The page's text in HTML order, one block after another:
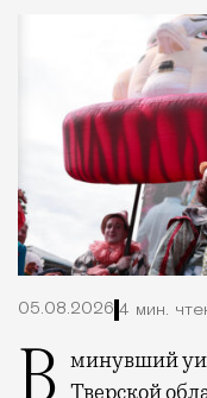
05.08.2026 4 мин.
Тверской